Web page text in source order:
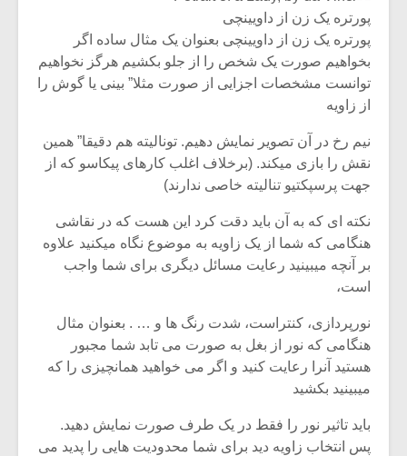
پورتره یک زن از داویینچی
پورتره یک زن از داویینچی بعنوان یک مثال ساده اگر
بخواهیم صورت یک شخص را از جلو بکشیم هرگز نخواهیم
توانست مشخصات اجزایی از صورت مثلا” بینی یا گوش را
از زاویه
نیم رخ در آن تصویر نمایش دهیم. تونالیته هم دقیقا” همین
نقش را بازی میکند. (برخلاف اغلب کارهای پیکاسو که از
جهت پرسپکتیو تنالیته خاصی ندارند)
نکته ای که به آن باید دقت کرد این هست که در نقاشی
هنگامی که شما از یک زاویه به موضوع نگاه میکنید علاوه
بر آنچه میبینید رعایت مسائل دیگری برای شما واجب
است،
نورپردازی، کنتراست، شدت رنگ ها و … . بعنوان مثال
هنگامی که نور از بغل به صورت می تابد شما مجبور
هستید آنرا رعایت کنید و اگر می خواهید همانچیزی را که
میبینید بکشید
باید تاثیر نور را فقط در یک طرف صورت نمایش دهید.
پس انتخاب زاویه دید برای شما محدودیت هایی را پدید می